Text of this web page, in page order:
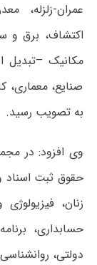
عمران-زلزله،
اکتشاف، برق و
مکانیک –تبدیل
صنایع، معماری،
به تصویب رسید.
وی افزود: در
حقوق ثبت اسناد و
زنان،
حسابداری،
دولتی،